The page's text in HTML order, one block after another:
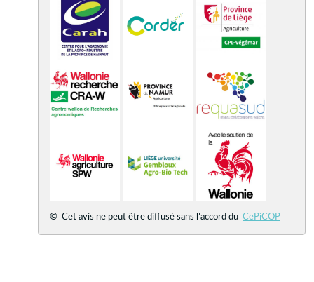
© Cet avis ne peut être diffusé sans l’accord du CePiCOP